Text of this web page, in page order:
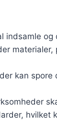
indsamle
kan spore
hvilket